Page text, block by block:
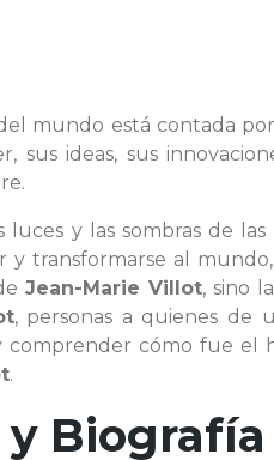
mundo está contada
sus ideas, sus
luces y las sombras de
y transformarse al
Jean-Marie Villot, sino
, personas a quienes
comprender cómo fue el
.
y